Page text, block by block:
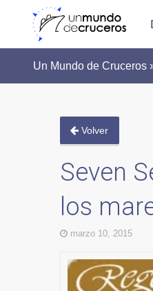
Un Mundo de Cruceros
Volver
Seven
los
marzo 10, 2015